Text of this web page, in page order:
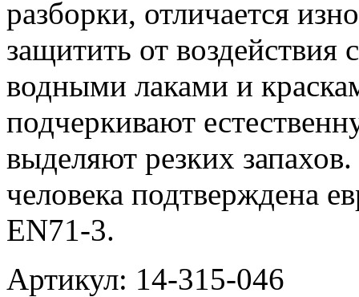
разборки, отличается
защитить от
водными лаками и
подчеркивают
выделяют резких
человека подтверждена
EN71-3.
Артикул: 14-315-046